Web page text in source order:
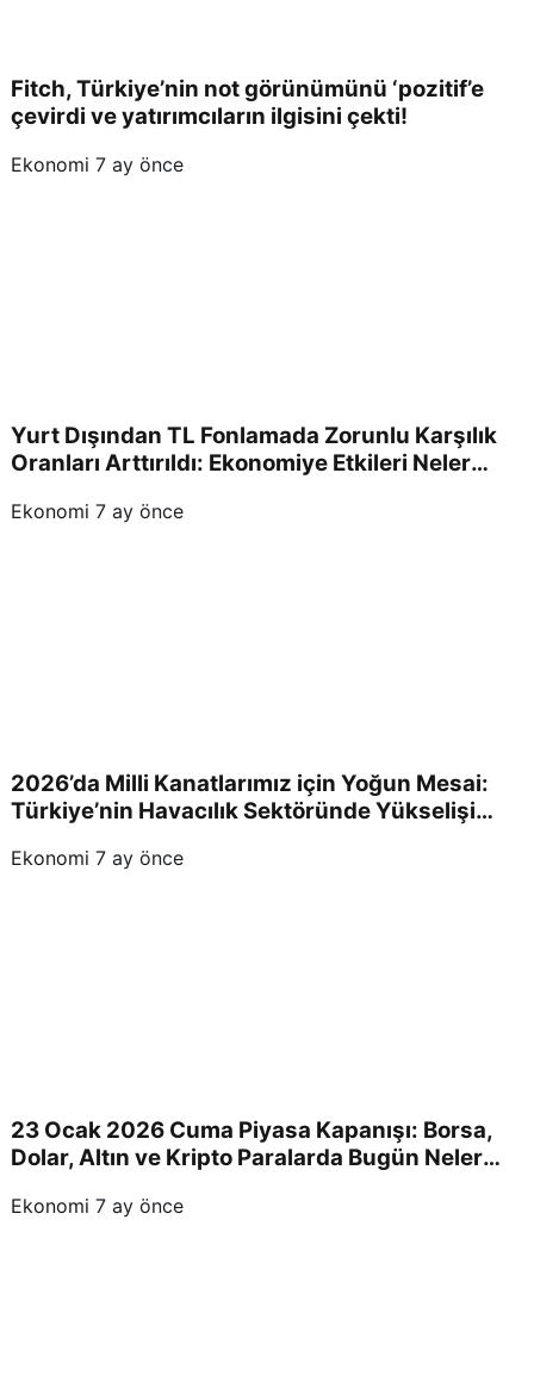
Fitch, Türkiye’nin not görünümünü ‘pozitif’e
çevirdi ve yatırımcıların ilgisini çekti!
Ekonomi 7 ay önce
Yurt Dışından TL Fonlamada Zorunlu Karşılık
Oranları Arttırıldı: Ekonomiye Etkileri Neler
Ekonomi 7 ay önce
2026’da Milli Kanatlarımız için Yoğun Mesai:
Türkiye’nin Havacılık Sektöründe Yükselişi
Ekonomi 7 ay önce
23 Ocak 2026 Cuma Piyasa Kapanışı: Borsa,
Dolar, Altın ve Kripto Paralarda Bugün Neler
Ekonomi 7 ay önce